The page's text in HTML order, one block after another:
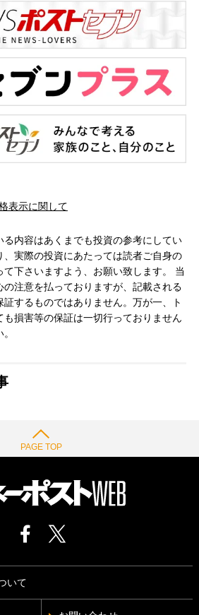
表示に関して
る内容はあくまでも投資の参考にしてい
、実際の投資にあたっては読者ご自身の
下さいますよう、お願い致します。 当
注意を払っておりますが、記載される
するものではありません。万が一、ト
も損害等の保証は一切行っておりません
PAGE TOP
いて